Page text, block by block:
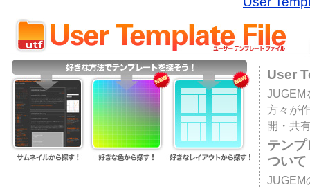
User
JUGEM
方々が
開・共
テン
ついて
JUGEM